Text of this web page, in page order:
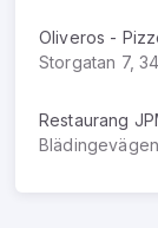
Oliveros -
Storgatan 7,
Restaurang